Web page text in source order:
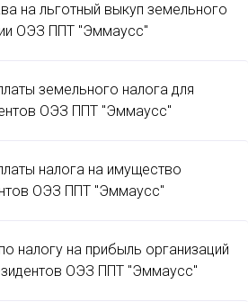
на льготный выкуп земельного
ОЭЗ ППТ "Эммаусс"
земельного налога для
ОЭЗ ППТ "Эммаусс"
налога на имущество
ОЭЗ ППТ "Эммаусс"
налогу на прибыль организаций
ОЭЗ ППТ "Эммаусс"